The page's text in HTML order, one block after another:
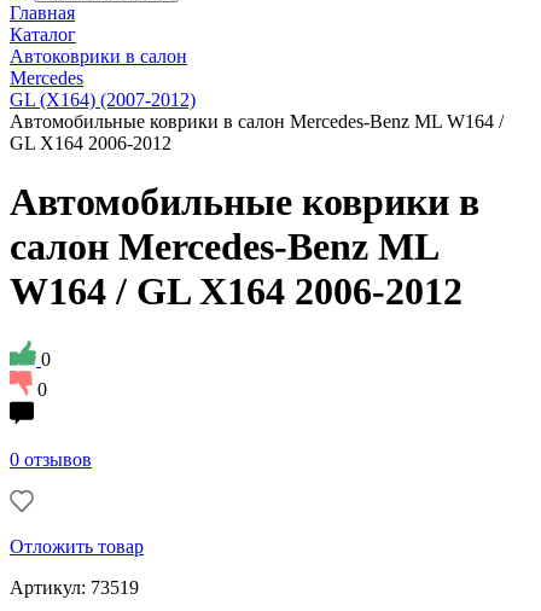
Главная
Каталог
Автоковрики в салон
Mercedes
GL (X164) (2007-2012)
Автомобильные коврики в салон Mercedes-Benz ML W164 /
GL Х164 2006-2012
Автомобильные коврики в
салон Mercedes-Benz ML
W164 / GL Х164 2006-2012
0
0
0 отзывов
Отложить товар
Артикул: 73519